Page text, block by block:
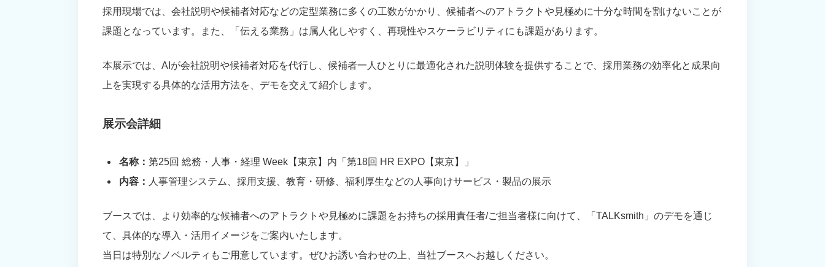
採用現場では、会社説明や候補者対応などの定型業務に多くの工数がかかり、候補者へのアトラクトや見極めに十分な時間を割けないことが
課題となっています。また、「伝える業務」は属人化しやすく、再現性やスケーラビリティにも課題があります。
本展示では、AIが会社説明や候補者対応を代行し、候補者一人ひとりに最適化された説明体験を提供することで、採用業務の効率化と成果向
上を実現する具体的な活用方法を、デモを交えて紹介します。
展示会詳細
名称：第25回 総務・人事・経理 Week【東京】内「第18回 HR EXPO【東京】」
内容： 人事管理システム、採用支援、教育・研修、福利厚生などの人事向けサービス・製品の展示
ブースでは、より効率的な候補者へのアトラクトや見極めに課題をお持ちの採用責任者/ご担当者様に向けて、「TALKsmith」のデモを通じ
て、具体的な導入・活用イメージをご案内いたします。
当日は特別なノベルティもご用意しています。ぜひお誘い合わせの上、当社ブースへお越しください。